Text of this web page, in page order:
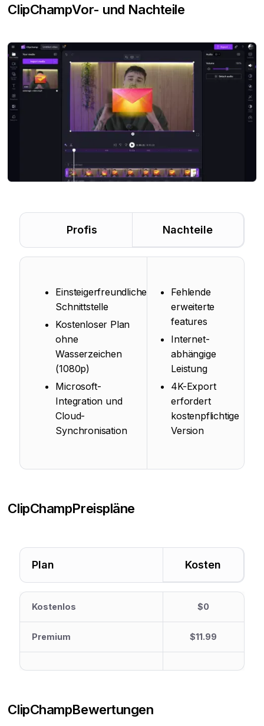
ClipChampVor- und Nachteile
Profis Nachteile
Einsteigerfreundliche
Schnittstelle
Kostenloser Plan
ohne
Wasserzeichen
(1080p)
Microsoft-
Integration und
Cloud-
Synchronisation
Fehlende
erweiterte
features
Internet-
abhängige
Leistung
4K-Export
erfordert
kostenpflichtige
Version
ClipChampPreispläne
Plan Kosten
Kostenlos $0
Premium $11.99
ClipChampBewertungen